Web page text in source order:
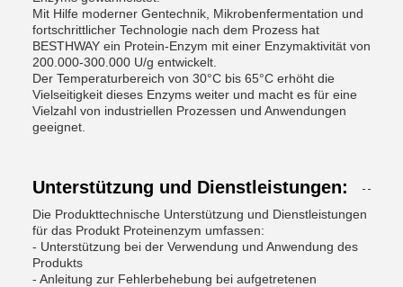
Mit Hilfe moderner Gentechnik, Mikrobenfermentation und
fortschrittlicher Technologie nach dem Prozess hat
BESTHWAY ein Protein-Enzym mit einer Enzymaktivität von
200.000-300.000 U/g entwickelt.
Der Temperaturbereich von 30°C bis 65°C erhöht die
Vielseitigkeit dieses Enzyms weiter und macht es für eine
Vielzahl von industriellen Prozessen und Anwendungen
geeignet.
Unterstützung und Dienstleistungen:
Die Produkttechnische Unterstützung und Dienstleistungen
für das Produkt Proteinenzym umfassen:
- Unterstützung bei der Verwendung und Anwendung des
Produkts
- Anleitung zur Fehlerbehebung bei aufgetretenen